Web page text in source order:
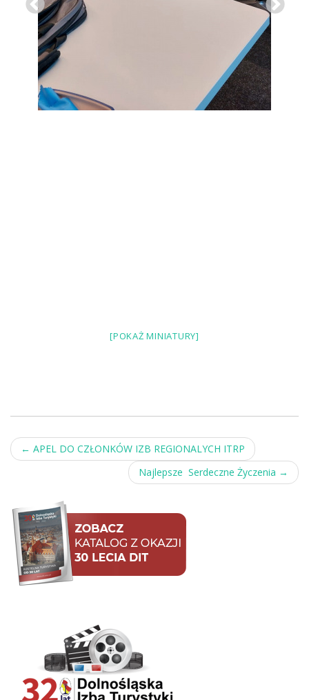
[POKAŻ MINIATURY]
Post
navigation
← APEL DO CZŁONKÓW IZB REGIONALYCH ITRP
Najlepsze Serdeczne Życzenia →